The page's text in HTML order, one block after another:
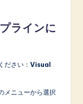
ラインに
ださい： Visual
メニューから選択